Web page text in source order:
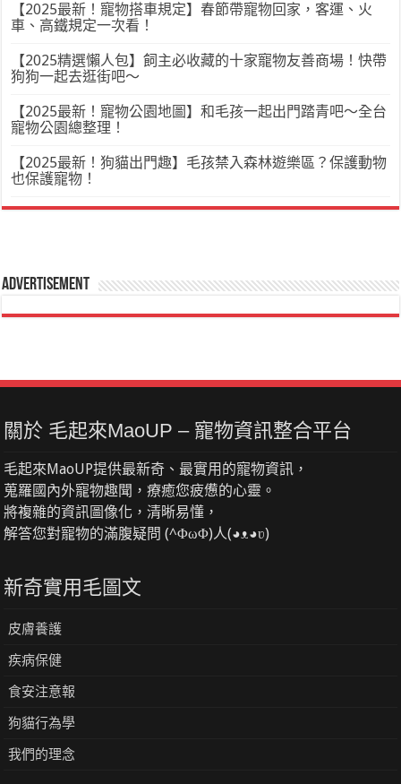
【2025最新！寵物搭車規定】春節帶寵物回家，客運、火
車、高鐵規定一次看！
【2025精選懶人包】飼主必收藏的十家寵物友善商場！快帶
狗狗一起去逛街吧～
【2025最新！寵物公園地圖】和毛孩一起出門踏青吧～全台
寵物公園總整理！
【2025最新！狗貓出門趣】毛孩禁入森林遊樂區？保護動物
也保護寵物！
Advertisement
關於 毛起來MaoUP – 寵物資訊整合平台
毛起來MaoUP提供最新奇、最實用的寵物資訊，
蒐羅國內外寵物趣聞，療癒您疲憊的心靈。
將複雜的資訊圖像化，清晰易懂，
解答您對寵物的滿腹疑問 (^ΦωΦ)人(◕ᴥ◕ʋ)
新奇實用毛圖文
皮膚養護
疾病保健
食安注意報
狗貓行為學
我們的理念